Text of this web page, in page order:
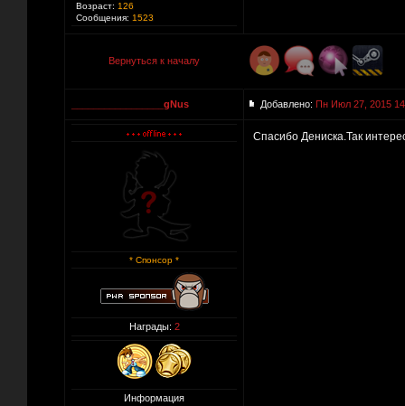
Возраст: 126
Сообщения: 1523
Вернуться к началу
_________________gNus Добавлено: Пн Июл 27, 2015
* Спонсор *
Награды: 2
Информация
Спасибо Дениска.Так